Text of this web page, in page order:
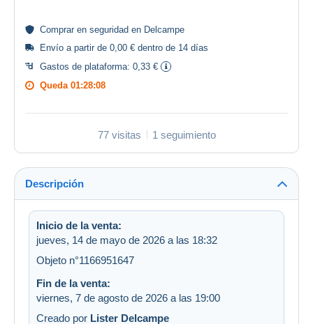
Comprar en seguridad en Delcampe
Envío a partir de 0,00 € dentro de 14 días
Gastos de plataforma: 0,33 €
Queda 01:28:08
77 visitas 1 seguimiento
Descripción
Inicio de la venta:
jueves, 14 de mayo de 2026 a las 18:32
Objeto n°1166951647
Fin de la venta:
viernes, 7 de agosto de 2026 a las 19:00
Creado por Lister Delcampe